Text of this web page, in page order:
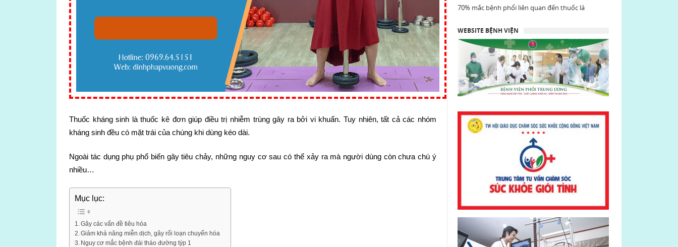
Thuốc kháng sinh là thuốc kê đơn giúp điều trị nhiễm trùng gây ra bởi vi khuẩn. Tuy nhiên, tất cả các nhóm
kháng sinh đều có mặt trái của chúng khi dùng kéo dài.
Ngoài tác dụng phụ phổ biến gây tiêu chảy, những nguy cơ sau có thể xảy ra mà người dùng còn chưa chú ý
nhiều…
Mục lục:
Gây các vấn đề tiêu hóa
Giảm khả năng miễn dịch, gây rối loạn chuyển hóa
Nguy cơ mắc bệnh đái tháo đường týp 1
70% mắc bệnh phổi liên quan đến thuốc lá
WEBSITE BỆNH VIỆN